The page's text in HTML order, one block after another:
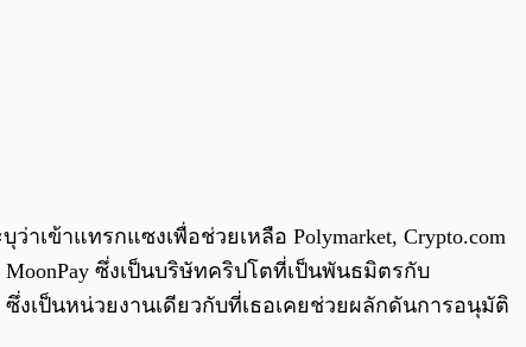
เข้าแทรกแซงเพื่อช่วยเหลือ Polymarket, Crypto.com
ซึ่งเป็นบริษัทคริปโตที่เป็นพันธมิตรกับ
ซึ่งเป็นหน่วยงานเดียวกับที่เธอเคยช่วยผลักดันการอนุมัติ